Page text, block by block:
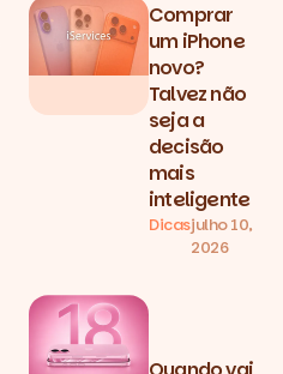
Comprar
um iPhone
novo?
Talvez não
seja a
decisão
mais
inteligente
Dicasjulho 10,
2026